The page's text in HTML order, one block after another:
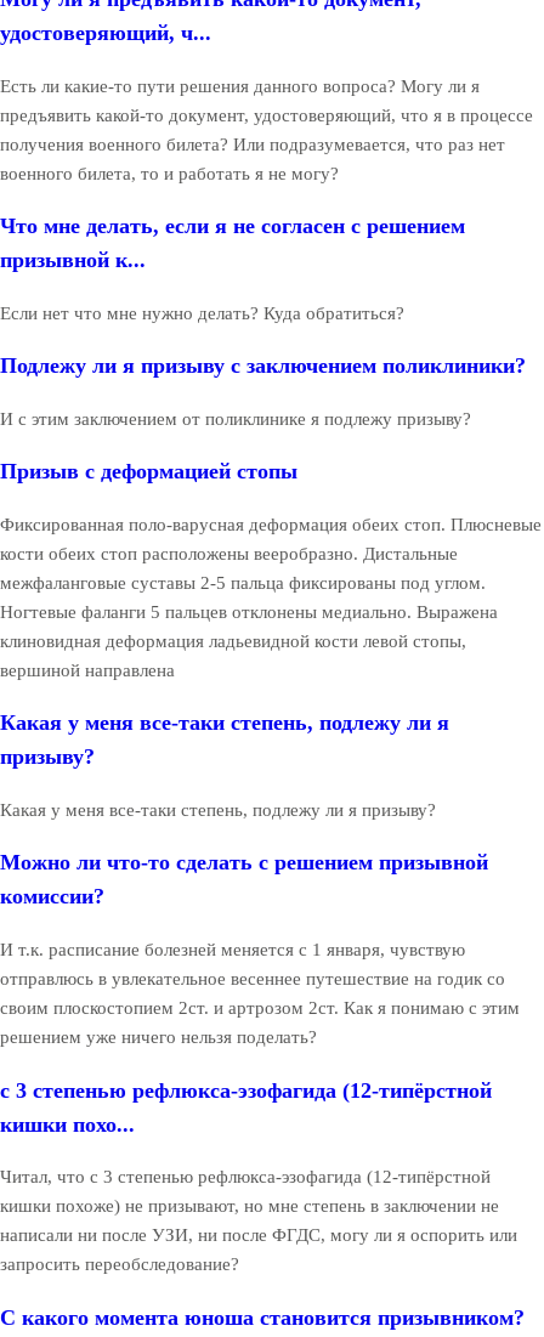
удостоверяющий, ч...
Есть ли какие-то пути решения данного вопроса? Могу ли я
предъявить какой-то документ, удостоверяющий, что я в процессе
получения военного билета? Или подразумевается, что раз нет
военного билета, то и работать я не могу?
Что мне делать, если я не согласен с решением
призывной к...
Если нет что мне нужно делать? Куда обратиться?
Подлежу ли я призыву с заключением поликлиники?
И с этим заключением от поликлинике я подлежу призыву?
Призыв с деформацией стопы
Фиксированная поло-варусная деформация обеих стоп. Плюсневые
кости обеих стоп расположены вееробразно. Дистальные
межфаланговые суставы 2-5 пальца фиксированы под углом.
Ногтевые фаланги 5 пальцев отклонены медиально. Выражена
клиновидная деформация ладьевидной кости левой стопы,
вершиной направлена
Какая у меня все-таки степень, подлежу ли я
призыву?
Какая у меня все-таки степень, подлежу ли я призыву?
Можно ли что-то сделать с решением призывной
комиссии?
И т.к. расписание болезней меняется с 1 января, чувствую
отправлюсь в увлекательное весеннее путешествие на годик со
своим плоскостопием 2ст. и артрозом 2ст. Как я понимаю с этим
решением уже ничего нельзя поделать?
с 3 степенью рефлюкса-эзофагида (12-типёрстной
кишки похо...
Читал, что с 3 степенью рефлюкса-эзофагида (12-типёрстной
кишки похоже) не призывают, но мне степень в заключении не
написали ни после УЗИ, ни после ФГДС, могу ли я оспорить или
запросить переобследование?
С какого момента юноша становится призывником?